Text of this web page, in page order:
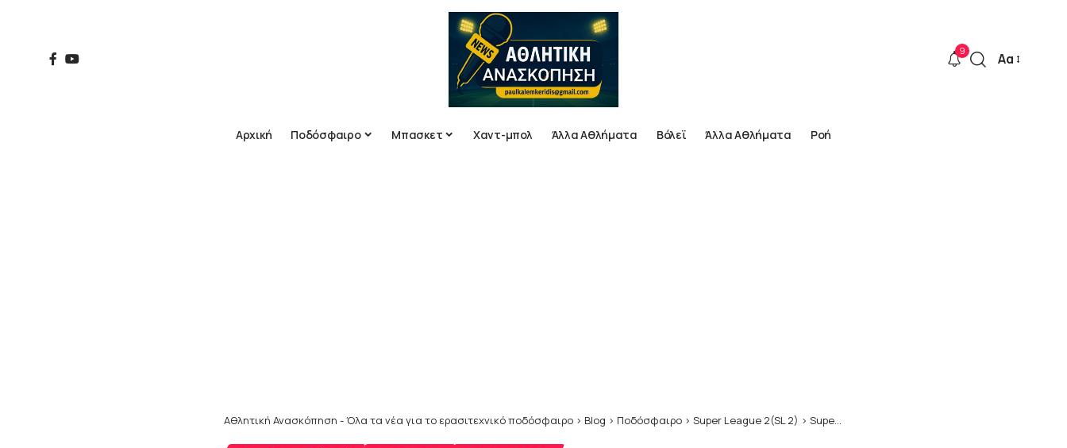
9
Font
Αα
Αρχική Ποδόσφαιρο Μπασκετ Χαντ-μπολ Άλλα Αθλήματα Βόλεϊ Άλλα Αθλήματα Ροή
Αθλητική Ανασκόπηση - Όλα τα νέα για το ερασιτεχνικό ποδόσφαιρο > Blog > Ποδόσφαιρο > Super League 2(SL 2) > Super League 2: Στην Μαρκό ο Παύλος Κυριακίδης